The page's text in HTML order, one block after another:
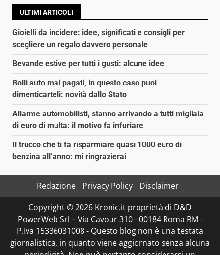
ULTIMI ARTICOLI
Gioielli da incidere: idee, significati e consigli per
scegliere un regalo davvero personale
Bevande estive per tutti i gusti: alcune idee
Bolli auto mai pagati, in questo caso puoi
dimenticarteli: novità dallo Stato
Allarme automobilisti, stanno arrivando a tutti migliaia
di euro di multa: il motivo fa infuriare
Il trucco che ti fa risparmiare quasi 1000 euro di
benzina all’anno: mi ringrazierai
Redazione Privacy Policy
Disclaimer
Copyright © 2026 Kronic.it proprietà di D&D
PowerWeb Srl – Via Cavour 310 - 00184 Roma RM -
P.Iva 15336031008 - Questo blog non è una testata
giornalistica, in quanto viene aggiornato senza alcuna